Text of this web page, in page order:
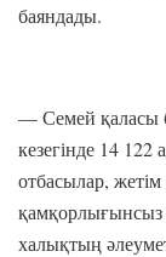
баяндады.
— Семей қаласы
кезегінде 14
отбасылар,
қамқорлығынсыз
халықтың